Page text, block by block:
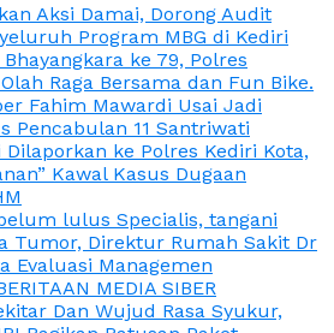
Aksi Damai, Dorong Audit
Program MBG di Kediri
ke 79, Polres
Raga Bersama dan Fun Bike.
Fahim Mawardi Usai Jadi
Pencabulan 11 Santriwati
ke Polres Kediri Kota,
Kawal Kasus Dugaan
lulus Specialis, tangani
Tumor, Direktur Rumah Sakit Dr
Evaluasi Managemen
MEDIA SIBER
Dan Wujud Rasa Syukur,